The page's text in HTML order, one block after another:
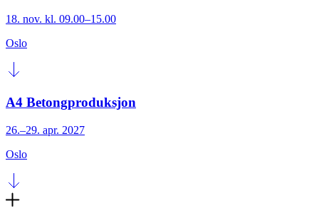
18. nov. kl. 09.00–15.00
Oslo
A4 Betongproduksjon
26.–29. apr. 2027
Oslo